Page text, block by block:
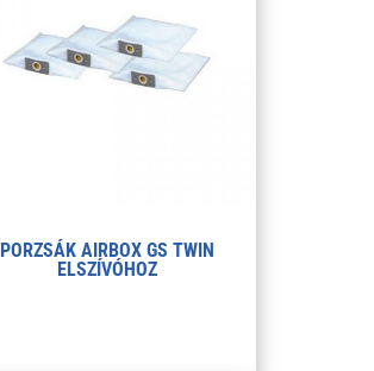
PORZSÁK AIRBOX GS TWIN
ELSZÍVÓHOZ